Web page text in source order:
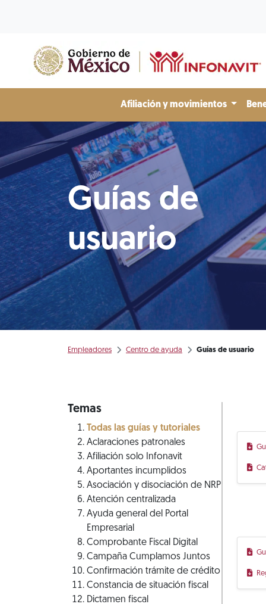
Afiliación y movimientos
Guías de
usuario
Empleadores Centro de ayuda Guías de usuario
Temas
Todas las guías y tutoriales
Aclaraciones patronales
Afiliación solo Infonavit
Aportantes incumplidos
Asociación y disociación de NRP
Atención centralizada
Ayuda general del Portal
Empresarial
Comprobante Fiscal Digital
Campaña Cumplamos Juntos
Confirmación trámite de crédito
Constancia de situación fiscal
Dictamen fiscal